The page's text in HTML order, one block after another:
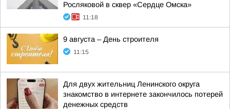
Росляковой в сквер «Сердце Омска»
11:18
9 августа – День строителя
11:15
Для двух жительниц Ленинского округа
знакомство в интернете закончилось потерей
денежных средств